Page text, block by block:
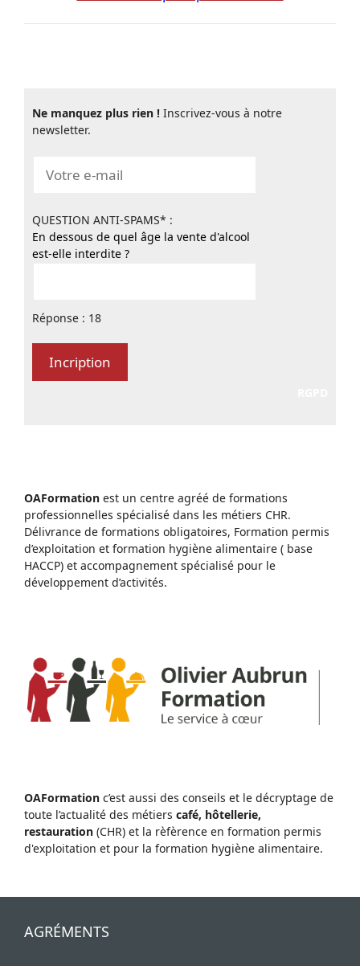
Ne manquez plus rien ! Inscrivez-vous à notre
newsletter.
QUESTION ANTI-SPAMS* :
En dessous de quel âge la vente d'alcool
est-elle interdite ?
Réponse : 18
OAFormation est un centre agréé de formations
professionnelles spécialisé dans les métiers CHR.
Délivrance de formations obligatoires, Formation permis
d’exploitation et formation hygiène alimentaire ( base
HACCP) et accompagnement spécialisé pour le
développement d’activités.
OAFormation c’est aussi des conseils et le décryptage de
toute l’actualité des métiers café, hôtellerie,
restauration (CHR) et la rèfèrence en formation permis
d'exploitation et pour la formation hygiène alimentaire.
AGRÉMENTS